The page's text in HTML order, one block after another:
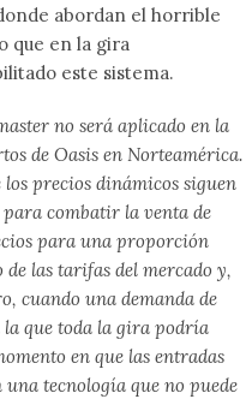
abordan el horrible
que en la gira
este sistema.
no será aplicado en la
de Oasis en Norteamérica.
precios dinámicos siguen
combatir la venta de
para una proporción
las tarifas del mercado y,
cuando una demanda de
la que toda la gira podría
en que las entradas
una tecnología que no puede